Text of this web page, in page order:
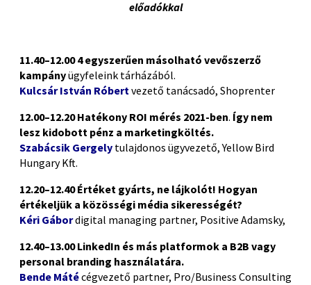
előadókkal
11.40–12.00 4 egyszerűen másolható vevőszerző
kampányügyfeleink tárházából.
Kulcsár István Róbertvezető tanácsadó, Shoprenter
12.00–12.20 Hatékony ROI mérés 2021-ben. Így nem
lesz kidobott pénz a marketingköltés.
Szabácsik Gergely tulajdonos ügyvezető, Yellow Bird
Hungary Kft.
12.20–12.40Értéket gyárts, ne lájkolót! Hogyan
értékeljük a közösségi média sikerességét?
Kéri Gábordigital managing partner, Positive Adamsky,
12.40–13.00LinkedIn és más platformok a B2B vagy
personal branding használatára.
Bende Mátécégvezető partner, Pro/Business Consulting